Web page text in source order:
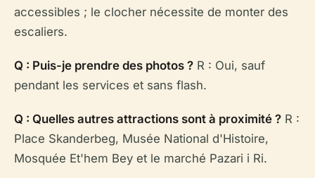
accessibles ; le clocher nécessite de monter des
escaliers.
Q : Puis-je prendre des photos ? R : Oui, sauf
pendant les services et sans flash.
Q : Quelles autres attractions sont à proximité ? R :
Place Skanderbeg, Musée National d'Histoire,
Mosquée Et'hem Bey et le marché Pazari i Ri.